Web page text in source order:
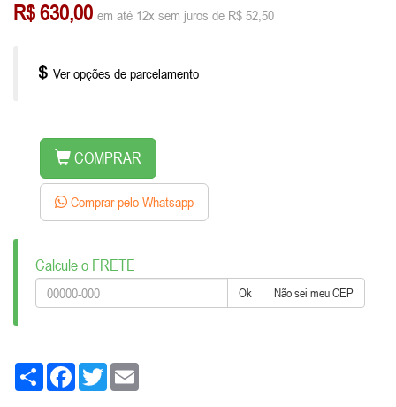
R$ 630,00 em até 12x sem juros de R$ 52,50
Ver opções de parcelamento
COMPRAR
Comprar pelo Whatsapp
Calcule o FRETE
Ok Não sei meu CEP
Share FacebookTwitter